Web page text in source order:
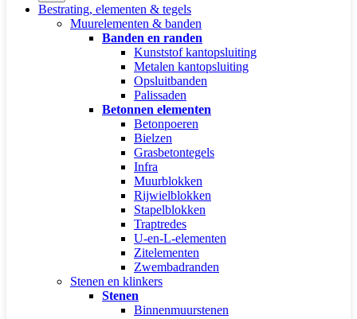
Bestrating, elementen & tegels
Muurelementen & banden
Banden en randen
Kunststof kantopsluiting
Metalen kantopsluiting
Opsluitbanden
Palissaden
Betonnen elementen
Betonpoeren
Bielzen
Grasbetontegels
Infra
Muurblokken
Rijwielblokken
Stapelblokken
Traptredes
U-en-L-elementen
Zitelementen
Zwembadranden
Stenen en klinkers
Stenen
Binnenmuurstenen